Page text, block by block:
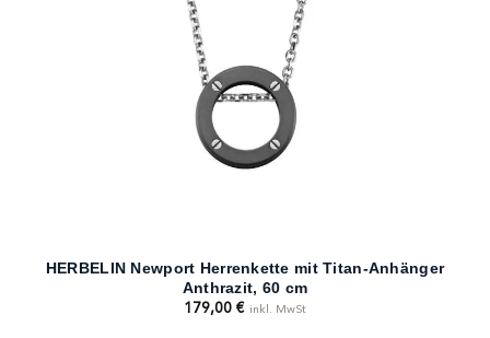
HERBELIN Newport Herrenkette mit Titan-Anhänger
Anthrazit, 60 cm
179,00 € inkl. MwSt